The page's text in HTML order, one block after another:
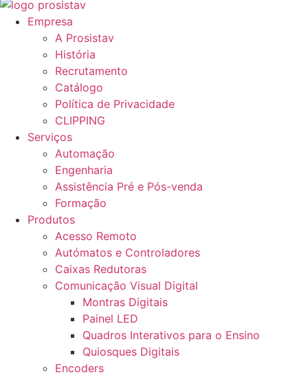
Empresa
A Prosistav
História
Recrutamento
Catálogo
Política de Privacidade
CLIPPING
Serviços
Automação
Engenharia
Assistência Pré e Pós-venda
Formação
Produtos
Acesso Remoto
Autómatos e Controladores
Caixas Redutoras
Comunicação Visual Digital
Montras Digitais
Painel LED
Quadros Interativos para o Ensino
Quiosques Digitais
Encoders